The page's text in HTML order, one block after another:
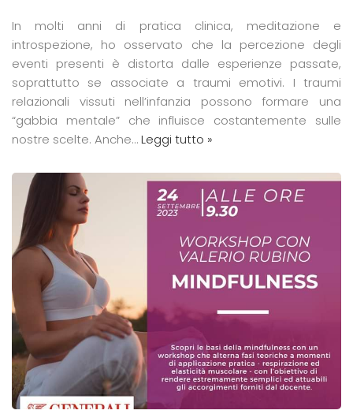
In molti anni di pratica clinica, meditazione e
introspezione, ho osservato che la percezione degli
eventi presenti è distorta dalle esperienze passate,
soprattutto se associate a traumi emotivi. I traumi
relazionali vissuti nell’infanzia possono formare una
“gabbia mentale” che influisce costantemente sulle
nostre scelte. Anche…Leggi tutto »